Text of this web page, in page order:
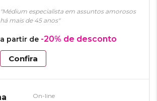
"Médium especialista em assuntos amorosos
há mais de 45 anos"
a partir de -20% de desconto
Confira
On-line